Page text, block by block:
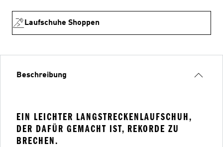
Laufschuhe Shoppen
Beschreibung
EIN LEICHTER LANGSTRECKENLAUFSCHUH,
DER DAFÜR GEMACHT IST, REKORDE ZU
BRECHEN.